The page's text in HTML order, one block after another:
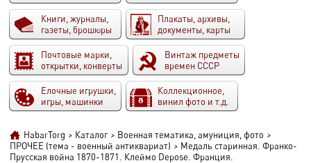
Книги, журналы,
газеты, брошюры
Плакаты, архивы,
документы, карты
Почтовые марки,
открытки, конверты
Винтаж предметы
времен СССР
Елочные игрушки,
игры, машинки
Коллекционное,
винил фото и т.д.
HabarTorg > Каталог > Военная тематика, амуниция, фото >
ПРОЧЕЕ (тема - военный антиквариат) > Медаль старинная. Франко-
Прусская война 1870-1871. Клеймо Depose. Франция.